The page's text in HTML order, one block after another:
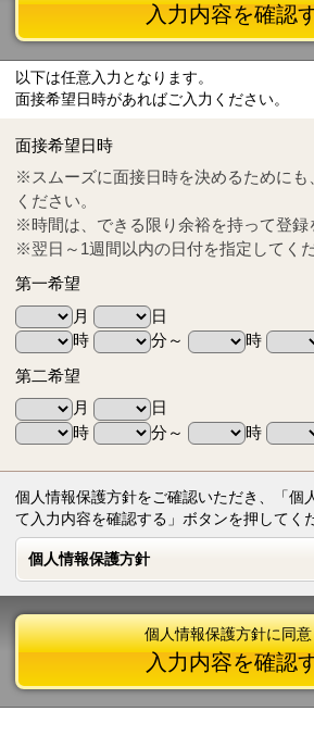
Tel
0570-55-0314
入力内容を確認
以下は任意入力となります。
面接希望日時があればご入力ください。
面接希望日時
※スムーズに面接日時を決めるためにも
ください。
※時間は、できる限り余裕を持って登録
※翌日～1週間以内の日付を指定してくだ
第一希望
月
日
時
分～ 時
第二希望
月
日
時
分～ 時
個人情報保護方針をご確認いただき、「個
て入力内容を確認する」ボタンを押してく
個人情報保護方針
個人情報保護方針
個人情報保護方針に同
入力内容を確認